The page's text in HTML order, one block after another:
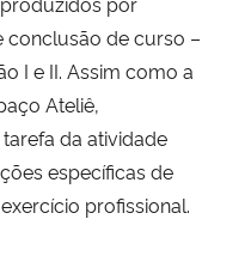
conclusão de curso –
I e II. Assim como a
Ateliê,
da atividade
específicas de
profissional.